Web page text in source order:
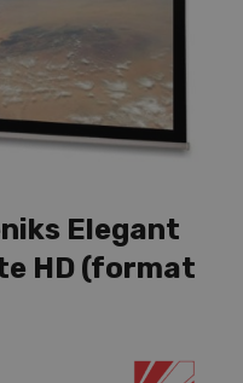
Elegant
HD (format